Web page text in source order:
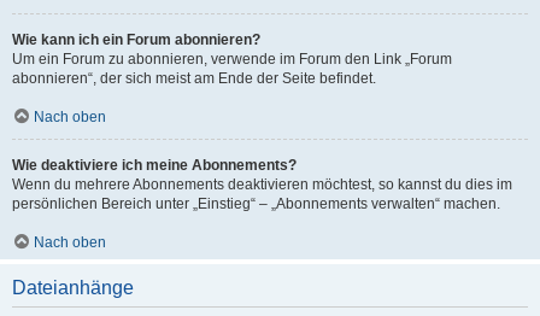
Wie kann ich ein Forum abonnieren?
Um ein Forum zu abonnieren, verwende im Forum den Link „Forum
abonnieren“, der sich meist am Ende der Seite befindet.
Nach oben
Wie deaktiviere ich meine Abonnements?
Wenn du mehrere Abonnements deaktivieren möchtest, so kannst du dies im
persönlichen Bereich unter „Einstieg“ – „Abonnements verwalten“ machen.
Nach oben
Dateianhänge